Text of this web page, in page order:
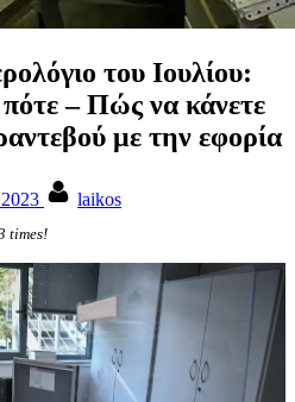
του Ιουλίου:
– Πώς να κάνετε
με την εφορία
laikos
times!